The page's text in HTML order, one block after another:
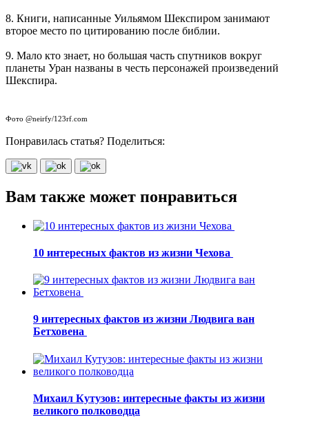
8. Книги, написанные Уильямом Шекспиром занимают
второе место по цитированию после библии.
9. Мало кто знает, но большая часть спутников вокруг
планеты Уран названы в честь персонажей произведений
Шекспира.
Фото @neirfy/123rf.com
Понравилась статья? Поделиться:
Вам также может понравиться
10 интересных фактов из жизни Чехова
9 интересных фактов из жизни Людвига ван
Бетховена
Михаил Кутузов: интересные факты из жизни
великого полководца